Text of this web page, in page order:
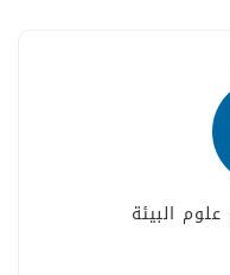
البيئة